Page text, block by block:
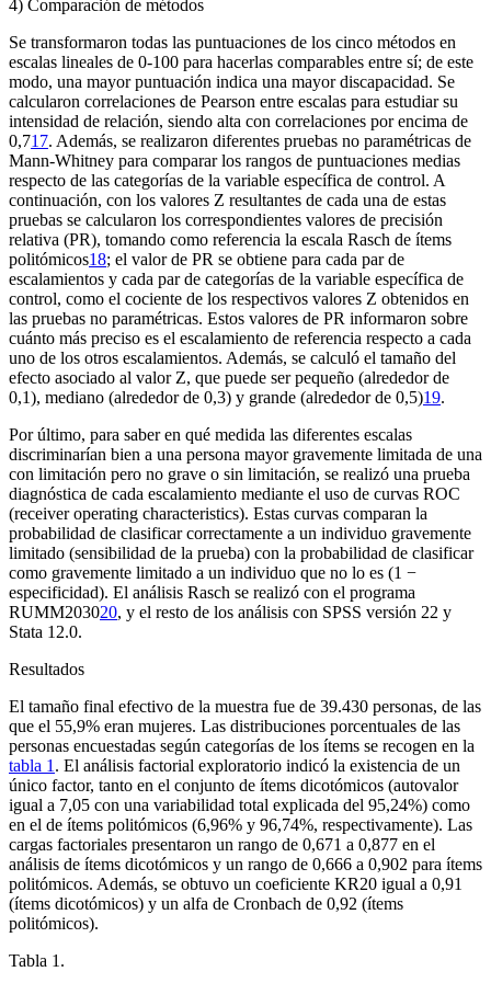
4) Comparación de métodos
Se transformaron todas las puntuaciones de los cinco métodos en
escalas lineales de 0-100 para hacerlas comparables entre sí; de este
modo, una mayor puntuación indica una mayor discapacidad. Se
calcularon correlaciones de Pearson entre escalas para estudiar su
intensidad de relación, siendo alta con correlaciones por encima de
0,717. Además, se realizaron diferentes pruebas no paramétricas de
Mann-Whitney para comparar los rangos de puntuaciones medias
respecto de las categorías de la variable específica de control. A
continuación, con los valores Z resultantes de cada una de estas
pruebas se calcularon los correspondientes valores de precisión
relativa (PR), tomando como referencia la escala Rasch de ítems
politómicos18; el valor de PR se obtiene para cada par de
escalamientos y cada par de categorías de la variable específica de
control, como el cociente de los respectivos valores Z obtenidos en
las pruebas no paramétricas. Estos valores de PR informaron sobre
cuánto más preciso es el escalamiento de referencia respecto a cada
uno de los otros escalamientos. Además, se calculó el tamaño del
efecto asociado al valor Z, que puede ser pequeño (alrededor de
0,1), mediano (alrededor de 0,3) y grande (alrededor de 0,5)19.
Por último, para saber en qué medida las diferentes escalas
discriminarían bien a una persona mayor gravemente limitada de una
con limitación pero no grave o sin limitación, se realizó una prueba
diagnóstica de cada escalamiento mediante el uso de curvas ROC
(receiver operating characteristics). Estas curvas comparan la
probabilidad de clasificar correctamente a un individuo gravemente
limitado (sensibilidad de la prueba) con la probabilidad de clasificar
como gravemente limitado a un individuo que no lo es (1 −
especificidad). El análisis Rasch se realizó con el programa
RUMM203020, y el resto de los análisis con SPSS versión 22 y
Stata 12.0.
Resultados
El tamaño final efectivo de la muestra fue de 39.430 personas, de las
que el 55,9% eran mujeres. Las distribuciones porcentuales de las
personas encuestadas según categorías de los ítems se recogen en la
tabla 1. El análisis factorial exploratorio indicó la existencia de un
único factor, tanto en el conjunto de ítems dicotómicos (autovalor
igual a 7,05 con una variabilidad total explicada del 95,24%) como
en el de ítems politómicos (6,96% y 96,74%, respectivamente). Las
cargas factoriales presentaron un rango de 0,671 a 0,877 en el
análisis de ítems dicotómicos y un rango de 0,666 a 0,902 para ítems
politómicos. Además, se obtuvo un coeficiente KR20 igual a 0,91
(ítems dicotómicos) y un alfa de Cronbach de 0,92 (ítems
politómicos).
Tabla 1.